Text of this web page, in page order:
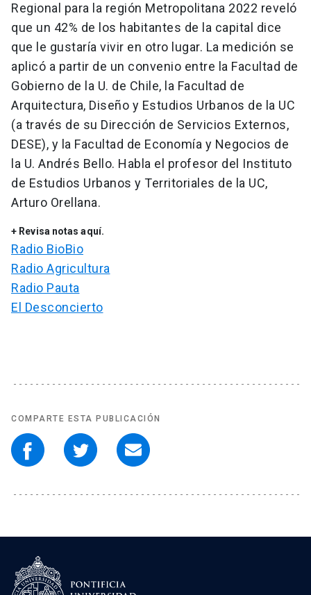
Regional para la región Metropolitana 2022 reveló
que un 42% de los habitantes de la capital dice
que le gustaría vivir en otro lugar. La medición se
aplicó a partir de un convenio entre la Facultad de
Gobierno de la U. de Chile, la Facultad de
Arquitectura, Diseño y Estudios Urbanos de la UC
(a través de su Dirección de Servicios Externos,
DESE), y la Facultad de Economía y Negocios de
la U. Andrés Bello. Habla el profesor del Instituto
de Estudios Urbanos y Territoriales de la UC,
Arturo Orellana.
+ Revisa notas aquí.
Radio BioBio
Radio Agricultura
Radio Pauta
El Desconcierto
COMPARTE ESTA PUBLICACIÓN